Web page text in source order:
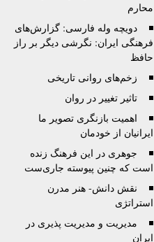
محارم
دویچه وله فارسی: گزارش‌های
فرهنگی ایران: نگرشی دیگر بر راز
حافظ
زخم‌های روانی تاریخی
تاثیر تغییر در روان
اهمیت بازنگری تصویر ما
ایرانیان از خودمان
جوهرى در این فرهنگ زنده
است که چنین پیوسته جاری‌ست
نقش دانش- هنر مدرن
استراتژی
مدیریت و مدیریت پذیری در
ایران